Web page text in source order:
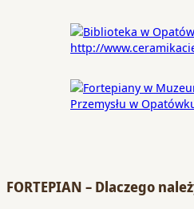
FORTEPIAN – Dlaczego